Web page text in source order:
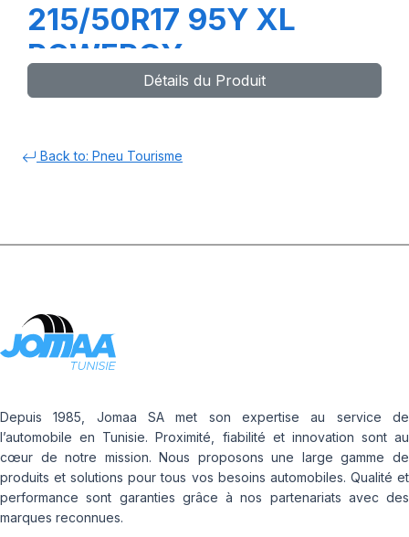
215/50R17 95Y XL
POWERGY
Détails du Produit
Back to: Pneu Tourisme
Depuis 1985, Jomaa SA met son expertise au service de
l’automobile en Tunisie. Proximité, fiabilité et innovation sont au
cœur de notre mission. Nous proposons une large gamme de
produits et solutions pour tous vos besoins automobiles. Qualité et
performance sont garanties grâce à nos partenariats avec des
marques reconnues.